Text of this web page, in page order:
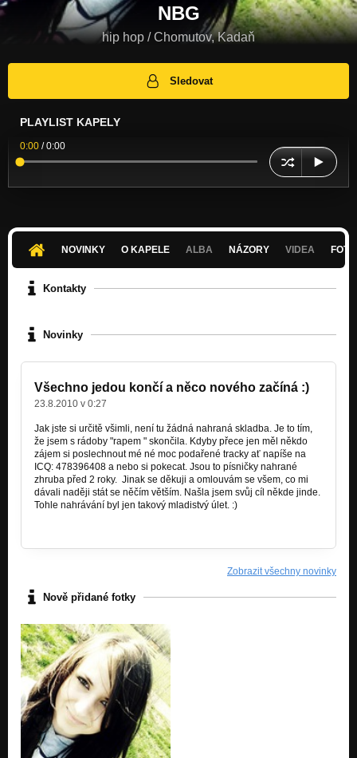
NBG
hip hop / Chomutov, Kadaň
Sledovat
PLAYLIST KAPELY
0:00 /0:00
NOVINKY O KAPELE ALBA NÁZORY VIDEA
Kontakty
Novinky
Všechno jedou končí a něco nového začíná :)
23.8.2010 v 0:27
Jak jste si určitě všimli, není tu žádná nahraná skladba. Je to tím,
že jsem s rádoby "rapem " skončila. Kdyby přece jen měl někdo
zájem si poslechnout mé né moc podařené tracky ať napíše na
ICQ: 478396408 a nebo si pokecat. Jsou to písničky nahrané
zhruba před 2 roky. Jinak se děkuji a omlouvám se všem, co mi
dávali naději stát se něčím větším. Našla jsem svůj cíl někde jinde.
Tohle nahrávání byl jen takový mladistvý úlet. :)
Zobrazit všechny novinky
Nově přidané fotky